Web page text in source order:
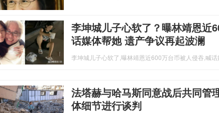
李坤城儿子心软了？曝林靖恩近
话媒体帮她 遗产争议再起波澜
李坤城儿子心软了,曝林靖恩近600万台币被人侵吞,喊
法塔赫与哈马斯同意战后共同管
体细节进行谈判